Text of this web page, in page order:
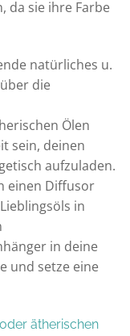
da sie ihre Farbe
natürliches u.
die
Ölen
sein, deinen
aufzuladen.
einen Diffusor
in
in deine
und setze eine
ätherischen